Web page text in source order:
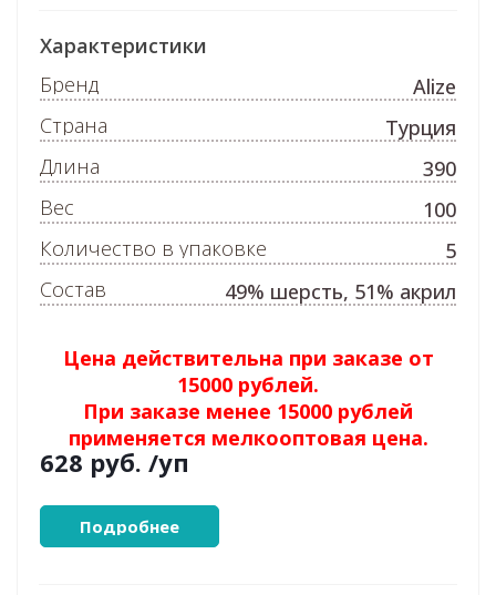
Цена действительна при заказе от
15000 рублей.
При заказе менее 15000 рублей
применяется мелкооптовая цена.
628 руб. /уп
Подробнее
Характеристики
Бренд
Alize
Страна
Турция
Длина
390
Вес
100
Количество в упаковке
5
Состав
49% шерсть, 51% акрил